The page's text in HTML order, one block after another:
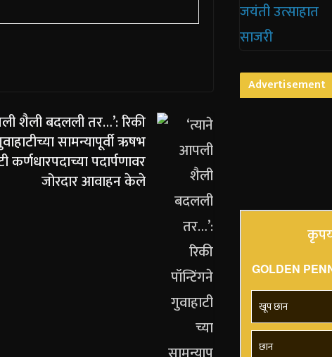
शैली बदलली तर…’: रिकी
सामन्यापूर्वी ऋषभ
कर्णधारपदाच्या पदार्पणावर
जोरदार आवाहन केले
Advertisement
GOLDEN PENN
खूप छान
छान